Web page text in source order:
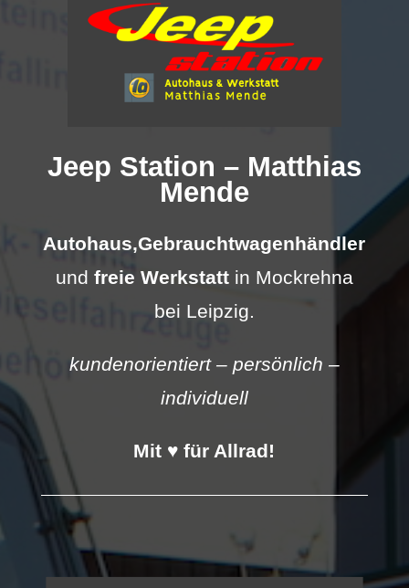
Jeep Station – Matthias
Mende
Autohaus,Gebrauchtwagenhändler
und freie Werkstattin Mockrehna
bei Leipzig.
kundenorientiert – persönlich –
individuell
Mit ♥ für Allrad!